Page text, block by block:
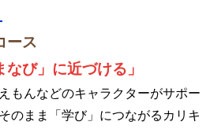
ース
なび」に近づける」
もんなどのキャラクターがサポー
のまま「学び」につながるカリキ